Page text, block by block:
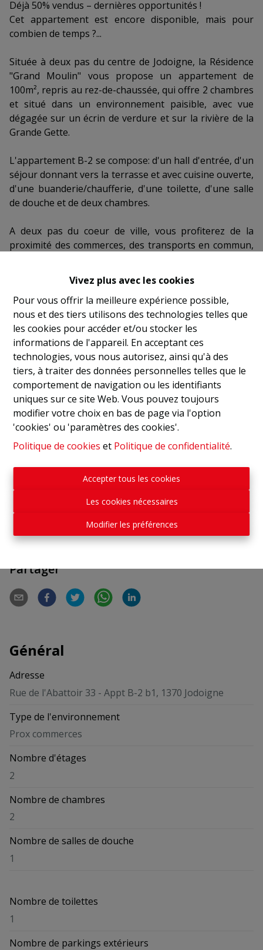
Vivez plus avec les cookies
Pour vous offrir la meilleure expérience possible,
nous et des tiers utilisons des technologies telles que
les cookies pour accéder et/ou stocker les
informations de l'appareil. En acceptant ces
technologies, vous nous autorisez, ainsi qu'à des
tiers, à traiter des données personnelles telles que le
comportement de navigation ou les identifiants
uniques sur ce site Web. Vous pouvez toujours
modifier votre choix en bas de page via l'option
'cookies' ou 'paramètres des cookies'.
Politique de cookies et Politique de confidentialité.
Accepter tous les cookies
Les cookies nécessaires
Modifier les préférences
Déjà 50% vendus – dernières opportunités !
Cet appartement est encore disponible, mais pour
combien de temps ?...
Située à deux pas du centre de Jodoigne, la Résidence
"Grand Moulin" vous propose un appartement de
100m², repris au rez-de-chaussée, qui offre 2 chambres
et situé dans un environnement paisible, avec vue
dégagée sur un écrin de verdure et sur la rivière de la
Grande Gette.
L'appartement B-2 se compose: d'un hall d'entrée, d'un
séjour donnant vers la terrasse et avec cuisine ouverte,
d'une buanderie/chaufferie, d'une toilette, d'une salle
de douche et de deux chambres.
A deux pas du coeur de ville, vous profiterez de la
proximité des commerces, des transports en commun,
Située en zone rurale, la Résidence "Grand Moulin" est
aussi proche d'un réseau de sentiers champêtres
serpentant entre vallées, marais, châteaux, fermes et
églises. Vous serez séduits par l'harmonie entre nature
et patrimoine, ce qui vous promet de belles balades à
pied ou à vélo
- PEB : B - Prix : 318.500€ Htva - Ref. Appt. B-2
- OPTIONS : emplacement de parking 7.000€ Htva /
remise 4.000€ Htva
d'informations au sujet de cette nouvelle résidence
reprise au coeur de la charmante ville de Jodoigne :
Partager
Général
Adresse
Rue de l'Abattoir 33 - Appt B-2 b1, 1370 Jodoigne
Type de l'environnement
Prox commerces
Nombre d'étages
2
Nombre de chambres
2
Nombre de salles de douche
1
Nombre de toilettes
1
Nombre de parkings extérieurs